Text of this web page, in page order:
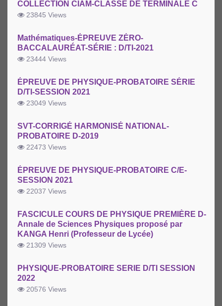
COLLECTION CIAM-CLASSE DE TERMINALE C
23845 Views
Mathématiques-ÉPREUVE ZÉRO-
BACCALAURÉAT-SÉRIE : D/TI-2021
23444 Views
ÉPREUVE DE PHYSIQUE-PROBATOIRE SÉRIE
D/TI-SESSION 2021
23049 Views
SVT-CORRIGÉ HARMONISÉ NATIONAL-
PROBATOIRE D-2019
22473 Views
ÉPREUVE DE PHYSIQUE-PROBATOIRE C/E-
SESSION 2021
22037 Views
FASCICULE COURS DE PHYSIQUE PREMIÈRE D-
Annale de Sciences Physiques proposé par
KANGA Henri (Professeur de Lycée)
21309 Views
PHYSIQUE-PROBATOIRE SERIE D/TI SESSION
2022
20576 Views